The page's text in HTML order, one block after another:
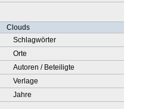
Clouds
Schlagwörter
Orte
Autoren / Beteiligte
Verlage
Jahre